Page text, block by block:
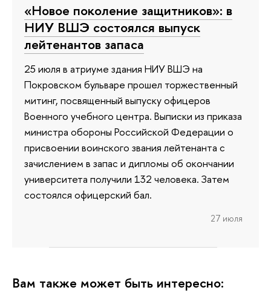
«Новое поколение защитников»: в
НИУ ВШЭ состоялся выпуск
лейтенантов запаса
25 июля в атриуме здания НИУ ВШЭ на
Покровском бульваре прошел торжественный
митинг, посвященный выпуску офицеров
Военного учебного центра. Выписки из приказа
министра обороны Российской Федерации о
присвоении воинского звания лейтенанта с
зачислением в запас и дипломы об окончании
университета получили 132 человека. Затем
состоялся офицерский бал.
27 июля
Вам также может быть интересно: